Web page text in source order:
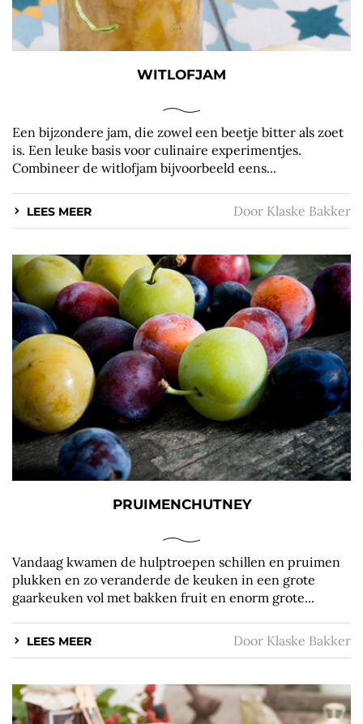
WITLOFJAM
Een bijzondere jam, die zowel een beetje bitter als zoet
is. Een leuke basis voor culinaire experimentjes.
Combineer de witlofjam bijvoorbeeld eens...
LEES MEER Door Klaske Bakker
PRUIMENCHUTNEY
Vandaag kwamen de hulptroepen schillen en pruimen
plukken en zo veranderde de keuken in een grote
gaarkeuken vol met bakken fruit en enorm grote...
LEES MEER Door Klaske Bakker